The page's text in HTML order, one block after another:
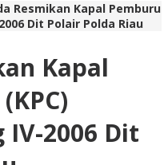
Resmikan Kapal Pemburu
Dit Polair Polda Riau
Kapal
IV-2006 Dit